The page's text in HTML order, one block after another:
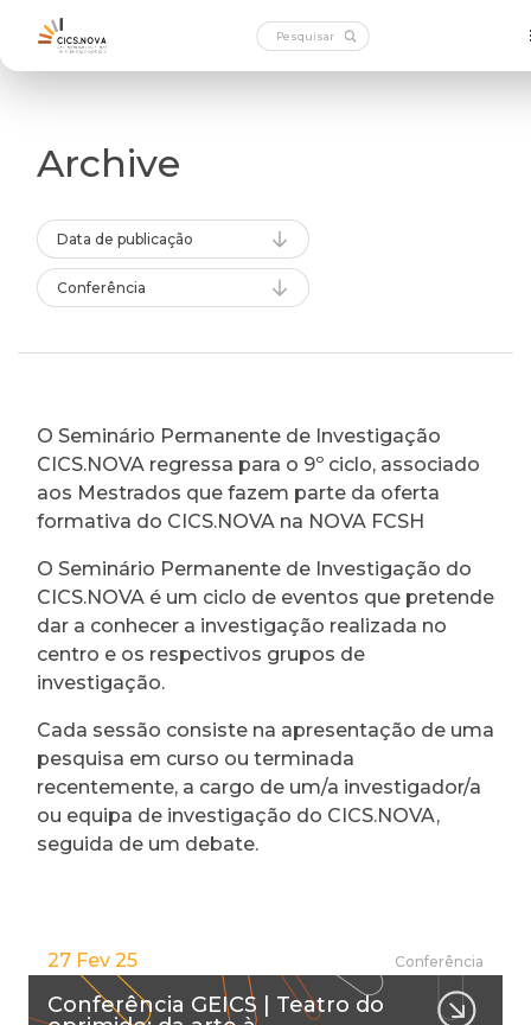
Archive
Data de publicação
Conferência
O Seminário Permanente de Investigação
CICS.NOVA regressa para o 9º ciclo, associado
aos Mestrados que fazem parte da oferta
formativa do CICS.NOVA na NOVA FCSH
O Seminário Permanente de Investigação do
CICS.NOVA é um ciclo de eventos que pretende
dar a conhecer a investigação realizada no
centro e os respectivos grupos de
investigação.
Cada sessão consiste na apresentação de uma
pesquisa em curso ou terminada
recentemente, a cargo de um/a investigador/a
ou equipa de investigação do CICS.NOVA,
seguida de um debate.
27 Fev 25 Conferência
Conferência GEICS | Teatro do